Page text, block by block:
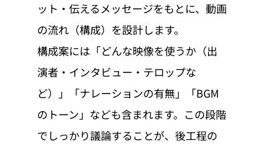
ット・伝えるメッセージをもとに、動画
の流れ（構成）を設計します。
構成案には「どんな映像を使うか（出
演者・インタビュー・テロップな
ど）」「ナレーションの有無」「BGM
のトーン」なども含まれます。この段階
でしっかり議論することが、後工程の